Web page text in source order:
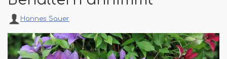
Hannes Sauer